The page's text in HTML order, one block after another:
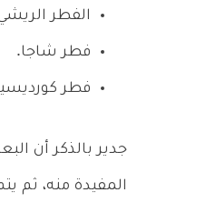
الفطر
فطر شاجا.
فطر
جدير بالذكر أن
المفيدة منه، ثم